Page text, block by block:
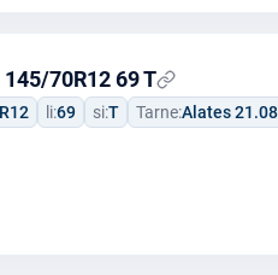
70R12 69 T
li:69 si:T Tarne:Alates